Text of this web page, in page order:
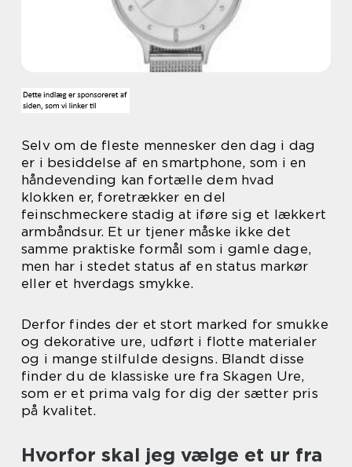
Selv om de fleste mennesker den dag i dag
er i besiddelse af en smartphone, som i en
håndevending kan fortælle dem hvad
klokken er, foretrækker en del
feinschmeckere stadig at iføre sig et lækkert
armbåndsur. Et ur tjener måske ikke det
samme praktiske formål som i gamle dage,
men har i stedet status af en status markør
eller et hverdags smykke.
Derfor findes der et stort marked for smukke
og dekorative ure, udført i flotte materialer
og i mange stilfulde designs. Blandt disse
finder du de klassiske ure fra Skagen Ure,
som er et prima valg for dig der sætter pris
på kvalitet.
Hvorfor skal jeg vælge et ur fra